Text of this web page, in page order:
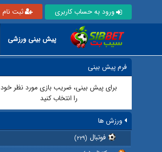
ورود به حساب کاربری ثبت نام
پیش بینی ورزشی
فرم پیش بینی
برای پیش بینی، ضریب بازی مورد نظر خود
را انتخاب کنید
ورزش ها
فوتبال (۲۲۹)